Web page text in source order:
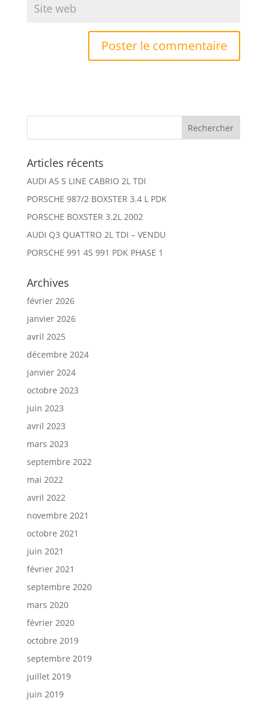
Articles récents
AUDI A5 S LINE CABRIO 2L TDI
PORSCHE 987/2 BOXSTER 3.4 L PDK
PORSCHE BOXSTER 3.2L 2002
AUDI Q3 QUATTRO 2L TDI – VENDU
PORSCHE 991 4S 991 PDK PHASE 1
Archives
février 2026
janvier 2026
avril 2025
décembre 2024
janvier 2024
octobre 2023
juin 2023
avril 2023
mars 2023
septembre 2022
mai 2022
avril 2022
novembre 2021
octobre 2021
juin 2021
février 2021
septembre 2020
mars 2020
février 2020
octobre 2019
septembre 2019
juillet 2019
juin 2019